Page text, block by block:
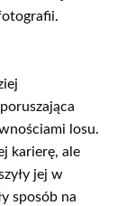
losu.
karierę, ale
jej w
sposób na